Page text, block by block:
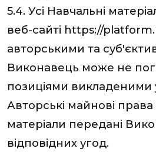
5.4. Усі Навчальні
веб-сайті https://
авторськими та
Виконавець може не
позиціями викладеними
Авторські майнові права
матеріали передані
відповідних угод.